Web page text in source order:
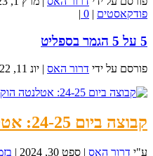
פודקאסטים |
0
|
5 על 5 הגמר בספליט
פורסם על ידי דרור האס | יונ 11, 2022
קבוצה ביום 24-25: אטלנטה הוקס
ע"י דרור האס | ספט 30, 2024 |